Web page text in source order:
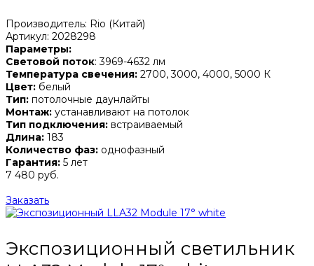
Производитель: Rio (Китай)
Артикул: 2028298
Параметры:
Световой поток: 3969-4632 лм
Температура свечения: 2700, 3000, 4000, 5000 К
Цвет: белый
Тип: потолочные даунлайты
Монтаж: устанавливают на потолок
Тип подключения: встраиваемый
Длина: 183
Количество фаз: однофазный
Гарантия: 5 лет
7 480 руб.
Заказать
Экспозиционный светильник